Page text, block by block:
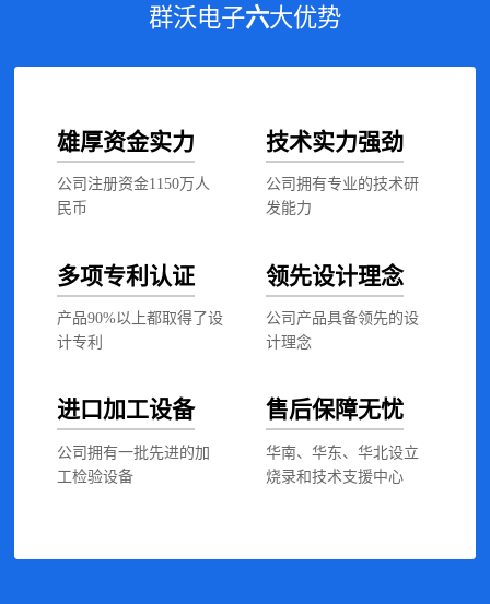
群沃电子六大优势
雄厚资金实力
公司注册资金1150万人
民币
技术实力强劲
公司拥有专业的技术研
发能力
多项专利认证
产品90%以上都取得了设
计专利
领先设计理念
公司产品具备领先的设
计理念
进口加工设备
公司拥有一批先进的加
工检验设备
售后保障无忧
华南、华东、华北设立
烧录和技术支援中心